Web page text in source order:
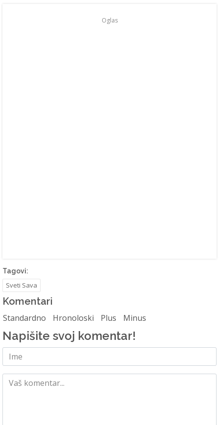
Oglas
Tagovi:
Sveti Sava
Komentari
Standardno Hronoloski Plus Minus
Napišite svoj komentar!